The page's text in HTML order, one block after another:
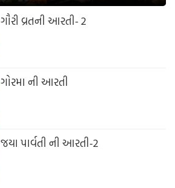
ગૌરી વ્રતની આરતી- 2
ગોરમા ની આરતી
જયા પાર્વતી ની આરતી-2